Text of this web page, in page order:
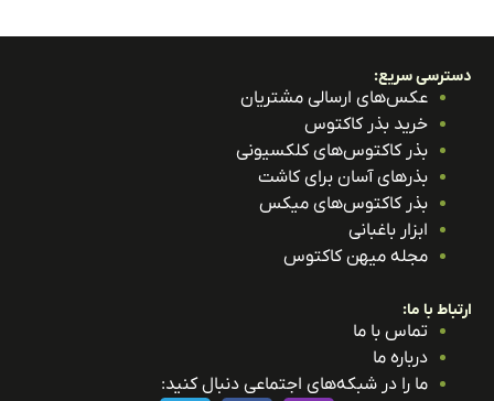
سریع:
عکس‌های ارسالی مشتریان
خرید بذر کاکتوس
بذر کاکتوس‌های کلکسیونی
بذرهای آسان برای کاشت
بذر کاکتوس‌های میکس
ابزار باغبانی
مجله میهن کاکتوس
با ما:
تماس با ما
درباره ما
ما را در شبکه‌های اجتماعی دنبال کنید: